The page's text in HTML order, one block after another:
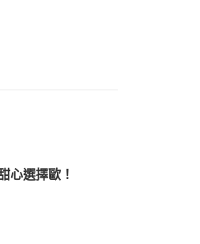
形，本公司將視審查
用額度並採取法律行
選擇歐！